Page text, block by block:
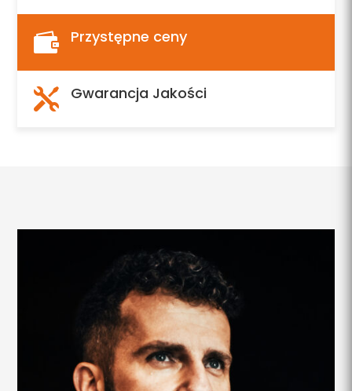
 Przystępne ceny
 Gwarancja Jakości